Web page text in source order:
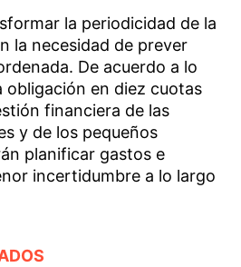
la periodicidad de la
la necesidad de prever
De acuerdo a lo
obligación en diez cuotas
financiera de las
y de los pequeños
planificar gastos e
incertidumbre a lo largo